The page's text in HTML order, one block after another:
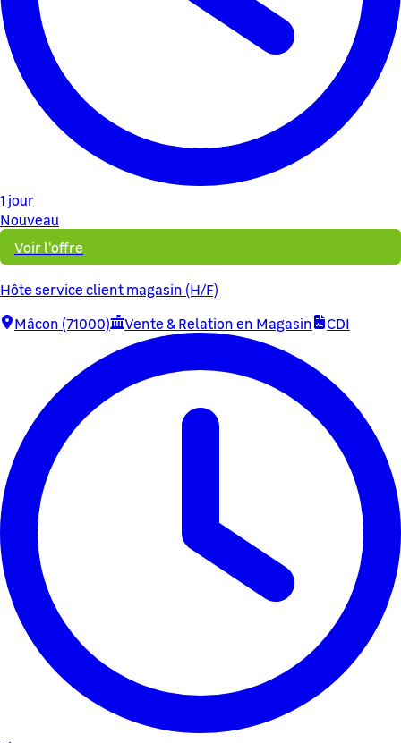
1 jour
Nouveau
Voir l'offre
Hôte service client magasin (H/F)
Mâcon (71000)
Vente & Relation en Magasin CDI